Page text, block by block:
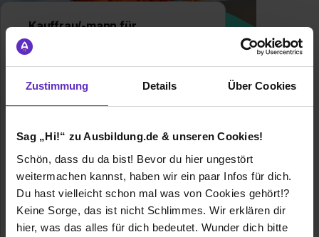
Zustimmung Details Über Cookies
Sag „Hi!“ zu Ausbildung.de & unseren Cookies!
Schön, dass du da bist! Bevor du hier ungestört
weitermachen kannst, haben wir ein paar Infos für dich.
Du hast vielleicht schon mal was von Cookies gehört!?
Keine Sorge, das ist nicht Schlimmes. Wir erklären dir
hier, was das alles für dich bedeutet. Wunder dich bitte
Kauffrau/-mann für
Büromanagement
Klassische duale
Berufsausbildung
Büromanagement, z.B. freie
Ausbildungsplätze, Infos zum Gehalt
und Bewerbungstipps!
Erfahrungsberichte anderer Azubis
findest Du ebenfalls auf unserem
Berufsprofil.
Allgemeine Infos zum Ausbildungsberuf